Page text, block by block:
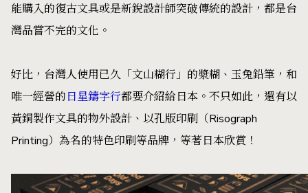
能購入的復古文具或是新銳設計師突破傳統的設計，都是台
灣品嘗不完的文化。
好比，台灣人使用已久「文山糊行」的漿糊、玉兔鉛筆，和
唯一經營的日星鑄字行都要介紹給日本。不只如此，還有以
黃銅製作文具的物外設計、以孔版印刷（Risograph
Printing）為名的特色印刷等品牌，等著日本欣賞！